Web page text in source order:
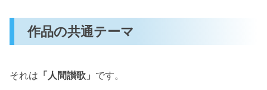
作品の共通テーマ
それは 「人間讃歌」 です。